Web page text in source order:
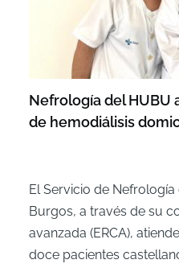
Nefrología del HUBU
de hemodiálisis
El Servicio de
Burgos, a través de su
avanzada (ERCA),
doce pacientes